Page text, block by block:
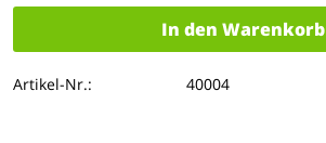
In den Warenkorb
Artikel-Nr.: 40004